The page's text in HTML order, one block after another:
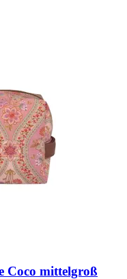
Coco mittelgroß